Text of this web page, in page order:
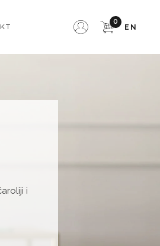
0
EN
i